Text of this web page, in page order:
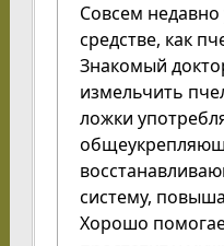
Совсем недавно
средстве, как
Знакомый
измельчить
ложки
систему,
Хорошо